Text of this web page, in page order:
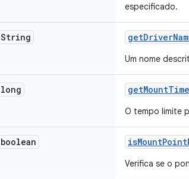
especificado.
String getDriver
Um nome
long getMount
O tempo limite
boolean isMountPoint
Verifica se o